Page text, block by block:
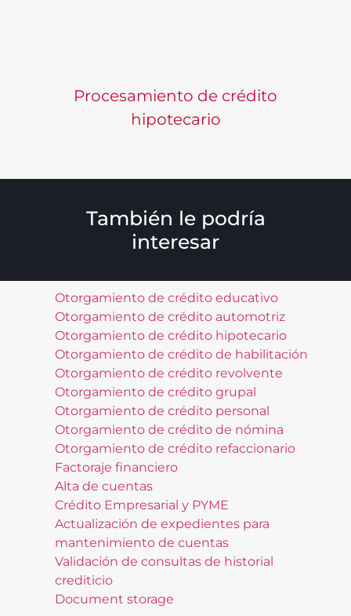
Procesamiento de crédito
hipotecario
También le podría
interesar
Otorgamiento de crédito educativo
Otorgamiento de crédito automotriz
Otorgamiento de crédito hipotecario
Otorgamiento de crédito de habilitación
Otorgamiento de crédito revolvente
Otorgamiento de crédito grupal
Otorgamiento de crédito personal
Otorgamiento de crédito de nómina
Otorgamiento de crédito refaccionario
Factoraje financiero
Alta de cuentas
Crédito Empresarial y PYME
Actualización de expedientes para
mantenimiento de cuentas
Validación de consultas de historial
crediticio
Document storage